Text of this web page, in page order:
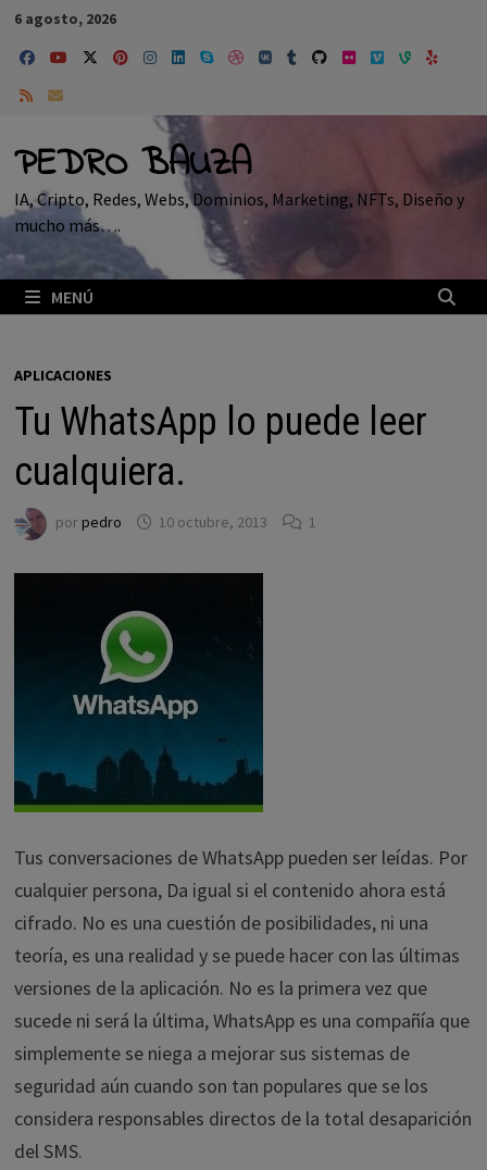
Saltar
contenido
6 agosto, 2026
PEDRO BAUZA
IA, Cripto, Redes, Webs, Dominios, Marketing, NFTs, Diseño y
mucho más….
MENÚ
APLICACIONES
Tu WhatsApp lo puede leer
cualquiera.
porpedro 10 octubre, 2013 1
Tus conversaciones de WhatsApp pueden ser leídas. Por
cualquier persona, Da igual si el contenido ahora está
cifrado. No es una cuestión de posibilidades, ni una
teoría, es una realidad y se puede hacer con las últimas
versiones de la aplicación. No es la primera vez que
sucede ni será la última, WhatsApp es una compañía que
simplemente se niega a mejorar sus sistemas de
seguridad aún cuando son tan populares que se los
considera responsables directos de la total desaparición
del SMS.